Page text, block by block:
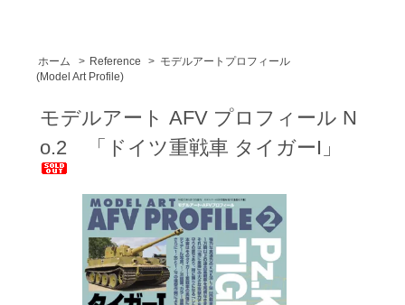
ホーム > Reference > モデルアートプロフィール
(Model Art Profile)
モデルアート AFV プロフィール N
o.2 「ドイツ重戦車 タイガーI」